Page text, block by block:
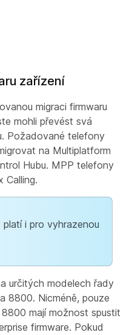
zařízení
migraci firmwaru
mohli převést svá
Požadované telefony
na Multiplatform
Hubu. MPP telefony
Calling.
i pro vyhrazenou
určitých modelech řady
8800. Nicméně, pouze
mají možnost spustit
firmware. Pokud